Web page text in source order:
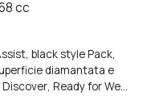
cc
black style Pack
diamantata e
Discover Ready for We